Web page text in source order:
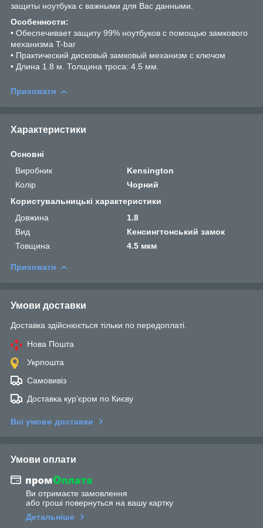
защиты ноутбука с важными для Вас данными.
Особенности:
• Обеспечивает защиту 99% ноутбуков с помощью замкового
механизма T-bar
• Практический дисковый замковый механизм с ключом
• Длина 1.8 м. Толщина троса: 4.5 мм.
Приховати
Характеристики
Основні
Виробник
Kensington
Колір
Чорний
Користувальницькі характеристики
Довжина
1.8
Вид
Кенсингтонський замок
Товщина
4.5 мкм
Приховати
Умови доставки
Доставка здійснюється тільки по передоплаті.
Нова Пошта
Укрпошта
Самовивіз
Доставка кур'єром по Києву
Всі умови доставки
Умови оплати
Ви отримаєте замовлення
або гроші повернуться на вашу картку
Детальніше